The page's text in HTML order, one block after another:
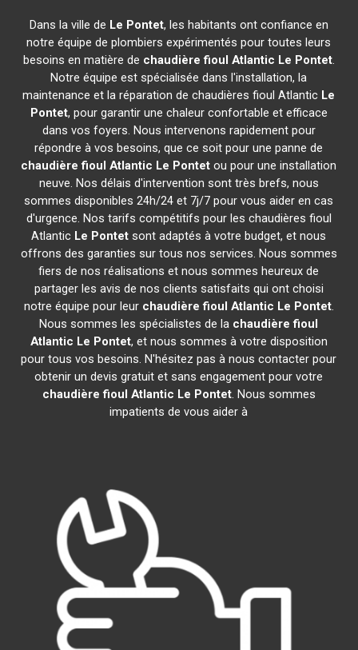
Dans la ville de Le Pontet, les habitants ont confiance en
notre équipe de plombiers expérimentés pour toutes leurs
besoins en matière de chaudière fioul Atlantic Le Pontet.
Notre équipe est spécialisée dans l'installation, la
maintenance et la réparation de chaudières fioul Atlantic Le
Pontet, pour garantir une chaleur confortable et efficace
dans vos foyers. Nous intervenons rapidement pour
répondre à vos besoins, que ce soit pour une panne de
chaudière fioul Atlantic Le Pontet ou pour une installation
neuve. Nos délais d'intervention sont très brefs, nous
sommes disponibles 24h/24 et 7j/7 pour vous aider en cas
d'urgence. Nos tarifs compétitifs pour les chaudières fioul
Atlantic Le Pontet sont adaptés à votre budget, et nous
offrons des garanties sur tous nos services. Nous sommes
fiers de nos réalisations et nous sommes heureux de
partager les avis de nos clients satisfaits qui ont choisi
notre équipe pour leur chaudière fioul Atlantic Le Pontet.
Nous sommes les spécialistes de la chaudière fioul
Atlantic Le Pontet, et nous sommes à votre disposition
pour tous vos besoins. N'hésitez pas à nous contacter pour
obtenir un devis gratuit et sans engagement pour votre
chaudière fioul Atlantic Le Pontet. Nous sommes
impatients de vous aider à